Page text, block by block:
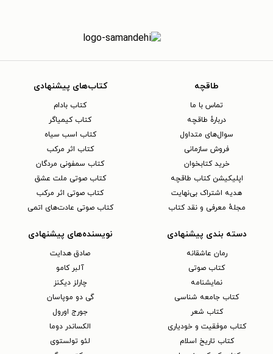
طاقچه
تماس با ما
دربارهٔ طاقچه
سوال‌های متداول
فروش سازمانی
خرید کتابخوان
اپلیکیشن کتاب طاقچه
هدیه اشتراک بی‌نهایت
مجلهٔ معرفی و نقد کتاب
کتاب‌های پیشنهادی
کتاب بادام
کتاب کیمیاگر
کتاب اسب سیاه
کتاب اثر مرکب
کتاب سمفونی مردگان
کتاب صوتی ملت عشق
کتاب صوتی اثر مرکب
کتاب صوتی عادت‌های اتمی
دسته بندی پیشنهادی
رمان عاشقانه
کتاب‌ صوتی
نمایشنامه
کتاب جامعه شناسی
کتاب شعر
کتاب موفقیت و خودیاری
کتاب تاریخ اسلام
نویسنده‌های پیشنهادی
صادق هدایت
آلبر کامو
چارلز دیکنز
گی دو موپاسان
جورج اورول
الکساندر دوما
لئو تولستوی